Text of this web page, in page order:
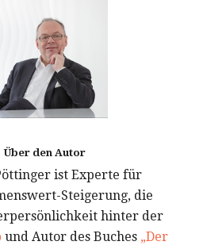
Über den Autor
ist Experte für
Steigerung, die
hinter der
und Autor des Buches „Der